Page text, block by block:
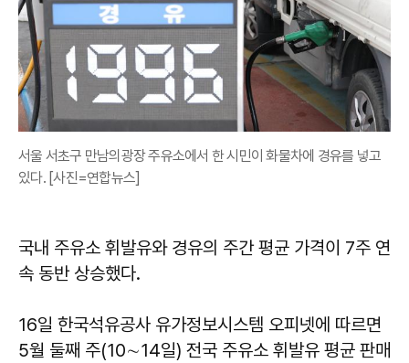
서울 서초구 만남의광장 주유소에서 한 시민이 화물차에 경유를 넣고
있다. [사진=연합뉴스]
국내 주유소 휘발유와 경유의 주간 평균 가격이 7주 연
속 동반 상승했다.
16일 한국석유공사 유가정보시스템 오피넷에 따르면
5월 둘째 주(10∼14일) 전국 주유소 휘발유 평균 판매